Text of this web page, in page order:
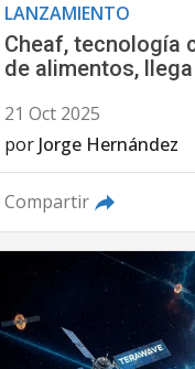
LANZAMIENTO
Cheaf, tecnología
de alimentos,
21 Oct 2025
por Jorge Hernández
Compartir